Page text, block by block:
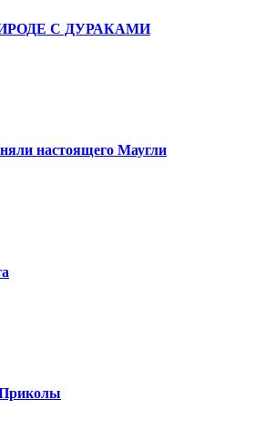
С ДУРАКАМИ
настоящего Маугли